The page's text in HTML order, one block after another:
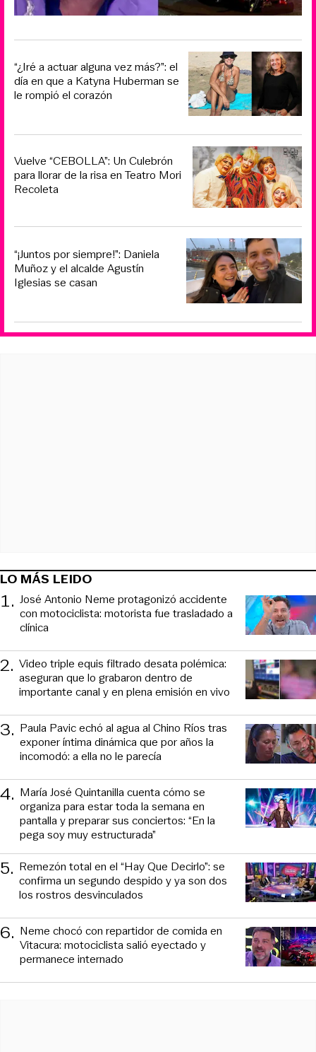
“¿Iré a actuar alguna vez más?”: el
día en que a Katyna Huberman se
le rompió el corazón
Vuelve “CEBOLLA”: Un Culebrón
para llorar de la risa en Teatro Mori
Recoleta
“¡Juntos por siempre!”: Daniela
Muñoz y el alcalde Agustín
Iglesias se casan
LO MÁS LEIDO
1. José Antonio Neme protagonizó accidente
con motociclista: motorista fue trasladado a
clínica
2. Video triple equis filtrado desata polémica:
aseguran que lo grabaron dentro de
importante canal y en plena emisión en vivo
3. Paula Pavic echó al agua al Chino Ríos tras
exponer íntima dinámica que por años la
incomodó: a ella no le parecía
4. María José Quintanilla cuenta cómo se
organiza para estar toda la semana en
pantalla y preparar sus conciertos: “En la
pega soy muy estructurada”
5. Remezón total en el “Hay Que Decirlo”: se
confirma un segundo despido y ya son dos
los rostros desvinculados
6. Neme chocó con repartidor de comida en
Vitacura: motociclista salió eyectado y
permanece internado